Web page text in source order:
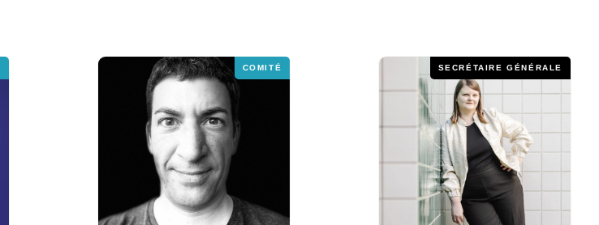
COMITÉ SECRÉTAIRE GÉNÉRALE